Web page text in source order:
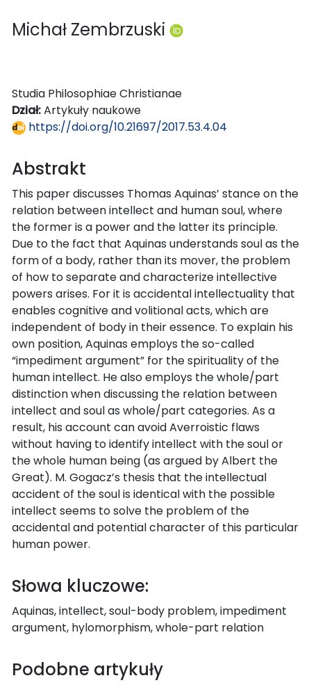
Michał Zembrzuski
Studia Philosophiae Christianae
Dział:Artykuły naukowe
https://doi.org/10.21697/2017.53.4.04
Abstrakt
This paper discusses Thomas Aquinas’ stance on the
relation between intellect and human soul, where
the former is a power and the latter its principle.
Due to the fact that Aquinas understands soul as the
form of a body, rather than its mover, the problem
of how to separate and characterize intellective
powers arises. For it is accidental intellectuality that
enables cognitive and volitional acts, which are
independent of body in their essence. To explain his
own position, Aquinas employs the so-called
“impediment argument” for the spirituality of the
human intellect. He also employs the whole/part
distinction when discussing the relation between
intellect and soul as whole/part categories. As a
result, his account can avoid Averroistic flaws
without having to identify intellect with the soul or
the whole human being (as argued by Albert the
Great). M. Gogacz’s thesis that the intellectual
accident of the soul is identical with the possible
intellect seems to solve the problem of the
accidental and potential character of this particular
human power.
Słowa kluczowe:
Aquinas, intellect, soul-body problem, impediment
argument, hylomorphism, whole-part relation
Podobne artykuły